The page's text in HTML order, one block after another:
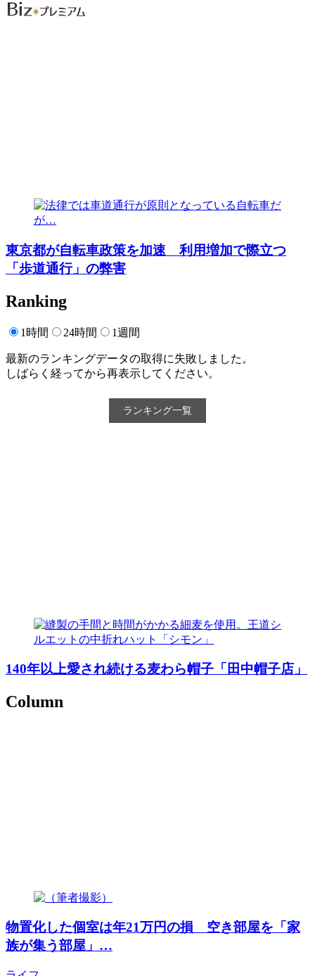
東京都が自転車政策を加速 利用増加で際立つ
「歩道通行」の弊害
Ranking
1時間 24時間 1週間
最新のランキングデータの取得に失敗しました。
しばらく経ってから再表示してください。
ランキング一覧
140年以上愛され続ける麦わら帽子「田中帽子店」
Column
物置化した個室は年21万円の損 空き部屋を「家
族が集う部屋」…